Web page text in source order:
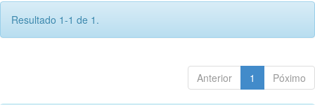
Resultado 1-1 de 1.
Anterior 1 Póximo